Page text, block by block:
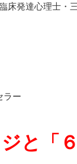
発達心理士・
ラー
と「